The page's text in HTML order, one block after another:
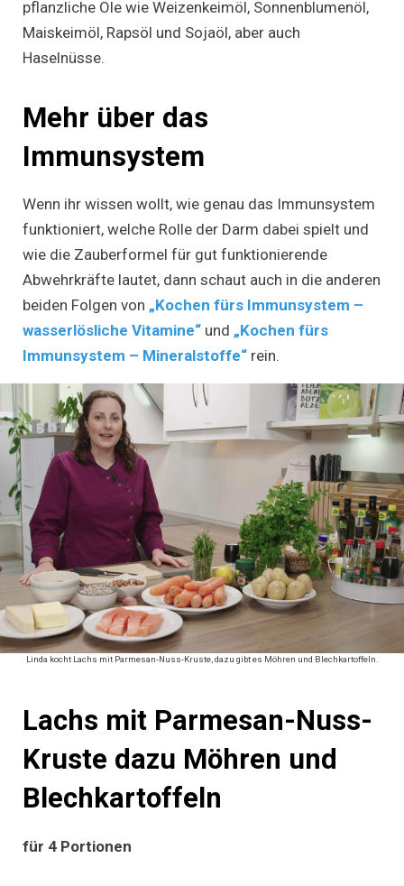
pflanzliche Öle wie Weizenkeimöl, Sonnenblumenöl,
Maiskeimöl, Rapsöl und Sojaöl, aber auch
Haselnüsse.
Mehr über das
Immunsystem
Wenn ihr wissen wollt, wie genau das Immunsystem
funktioniert, welche Rolle der Darm dabei spielt und
wie die Zauberformel für gut funktionierende
Abwehrkräfte lautet, dann schaut auch in die anderen
beiden Folgen von „Kochen fürs Immunsystem –
wasserlösliche Vitamine“ und „Kochen fürs
Immunsystem – Mineralstoffe“ rein.
Linda kocht Lachs mit Parmesan-Nuss-Kruste, dazu gibt es Möhren und Blechkartoffeln.
Lachs mit Parmesan-Nuss-
Kruste dazu Möhren und
Blechkartoffeln
für 4 Portionen